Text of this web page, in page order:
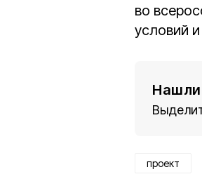
во
условий
Нашли
проект